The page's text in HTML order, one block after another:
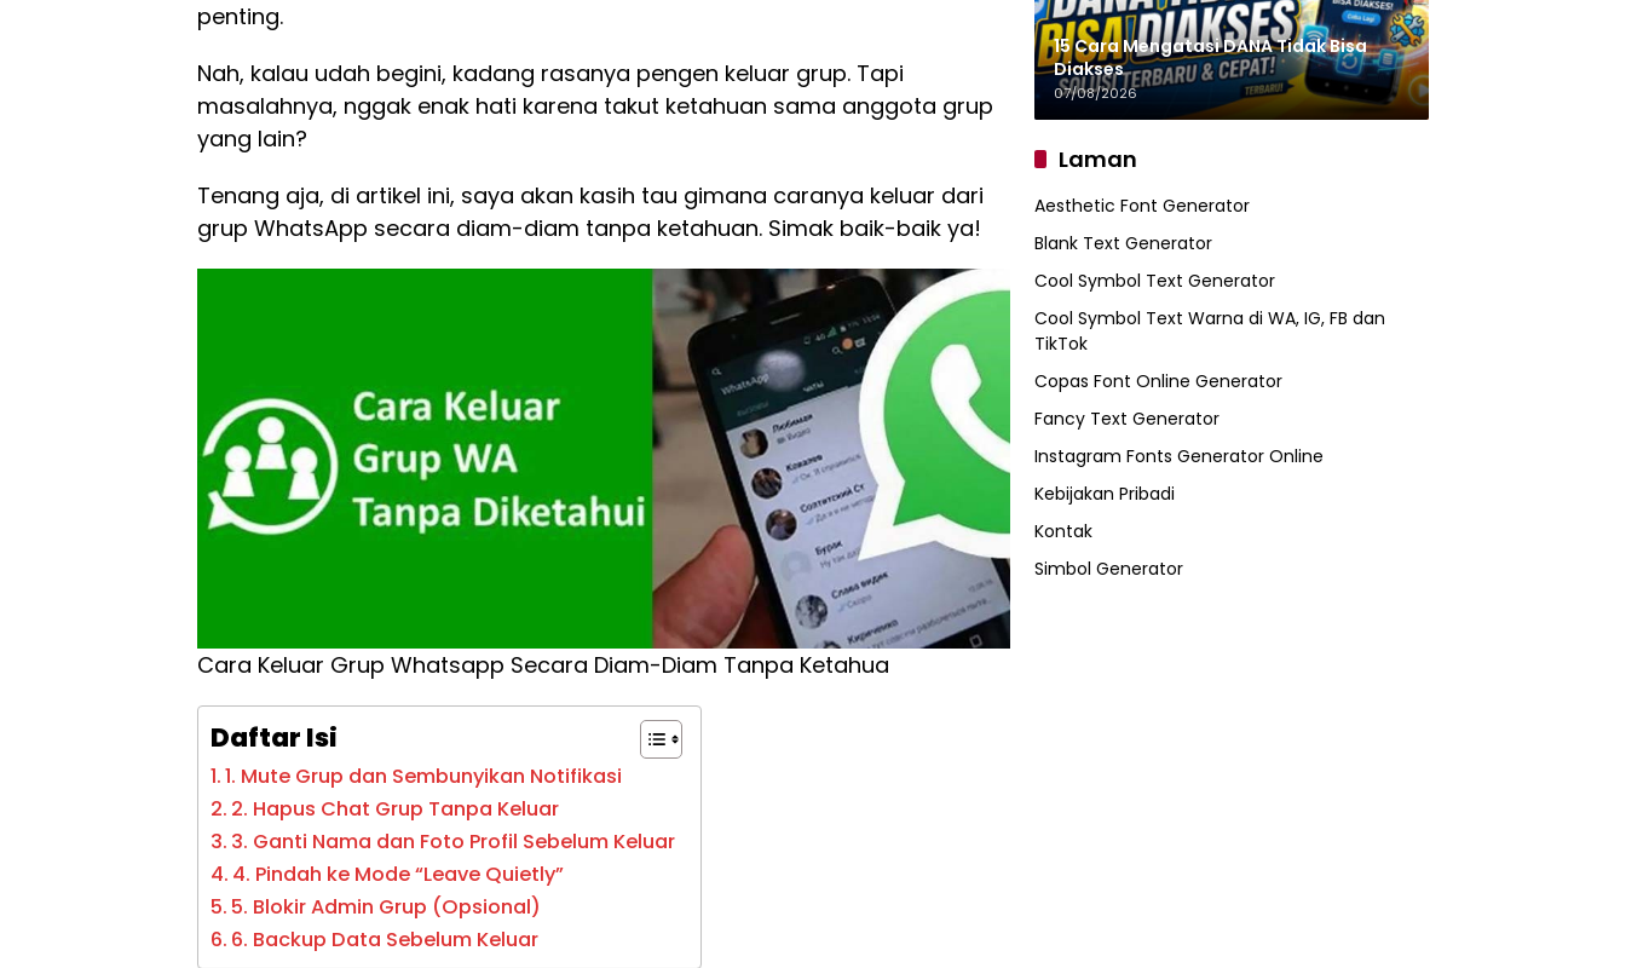
penting.
Nah, kalau udah begini, kadang rasanya pengen keluar grup. Tapi
masalahnya, nggak enak hati karena takut ketahuan sama anggota grup
yang lain?
Tenang aja, di artikel ini, saya akan kasih tau gimana caranya keluar dari
grup WhatsApp secara diam-diam tanpa ketahuan. Simak baik-baik ya!
Cara Keluar Grup Whatsapp Secara Diam-Diam Tanpa Ketahua
Daftar Isi
1. Mute Grup dan Sembunyikan Notifikasi
2. Hapus Chat Grup Tanpa Keluar
3. Ganti Nama dan Foto Profil Sebelum Keluar
4. Pindah ke Mode “Leave Quietly”
5. Blokir Admin Grup (Opsional)
6. Backup Data Sebelum Keluar
15 Cara Mengatasi DANA Tidak Bisa
Diakses
07/08/2026
Laman
Aesthetic Font Generator
Blank Text Generator
Cool Symbol Text Generator
Cool Symbol Text Warna di WA, IG, FB dan
TikTok
Copas Font Online Generator
Fancy Text Generator
Instagram Fonts Generator Online
Kebijakan Pribadi
Kontak
Simbol Generator